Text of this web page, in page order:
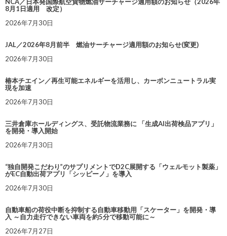
8月1日適用 改定）
2026年7月30日
JAL／2026年8月前半 燃油サーチャージ適用額のお知らせ(変更)
2026年7月30日
椿本チエイン／再生可能エネルギーを活用し、カーボンニュートラル実
現を加速
2026年7月30日
三井倉庫ホールディングス、受託物流業務に 「生成AI出荷検品アプリ」
を開発・導入開始
2026年7月30日
“独自開発こだわり”のサプリメントでD2C展開する「ウェルモット製薬」
がEC自動出荷アプリ「シッピーノ」を導入
2026年7月30日
自動車船の荷役中断を抑制する自動車移動用「スケーター」を開発・導
入 ～自力走行できない車両を約5分で移動可能に～
2026年7月27日